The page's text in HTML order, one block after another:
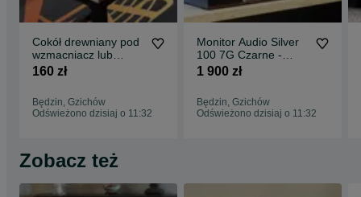
Cokół drewniany pod
wzmacniacz lub
kolumnę - Yamaha |
160 zł
Będzin, Gzichów
Odświeżono dzisiaj o 11:32
Monitor Audio Silver
100 7G Czarne -
Wysyłka / Raty 0%/
1 900 zł
Będzin, Gzichów
Odświeżono dzisiaj o 11:32
Zobacz też